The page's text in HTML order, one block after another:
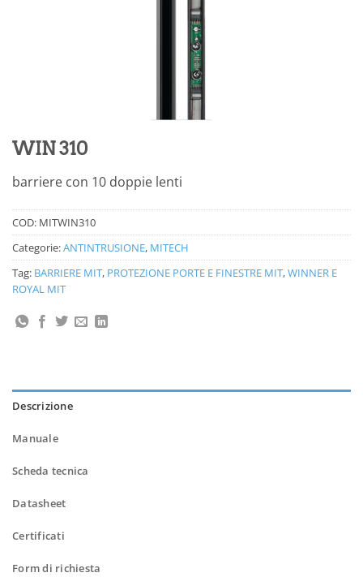
WIN 310
barriere con 10 doppie lenti
COD: MITWIN310
Categorie:ANTINTRUSIONE, MITECH
Tag: BARRIERE MIT, PROTEZIONE PORTE E FINESTRE MIT,WINNER E
ROYAL MIT
Descrizione
Manuale
Scheda tecnica
Datasheet
Certificati
Form di richiesta